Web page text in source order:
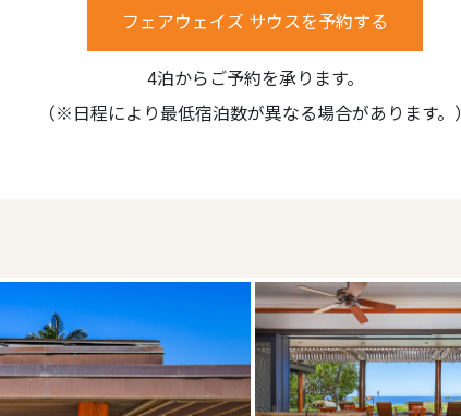
フェアウェイズ サウスを予約する
4泊からご予約を承ります。
（※日程により最低宿泊数が異なる場合があります。）